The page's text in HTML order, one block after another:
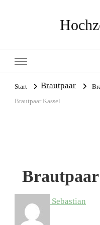
Start Brautpaar
Brautpaar Kassel
Brautpaar
Sebastian